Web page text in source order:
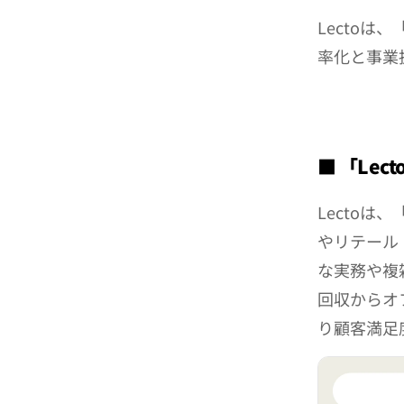
Lectoは、
率化と事
■ 「
Lectoは、
やリテー
な実務や
回収から
り顧客満